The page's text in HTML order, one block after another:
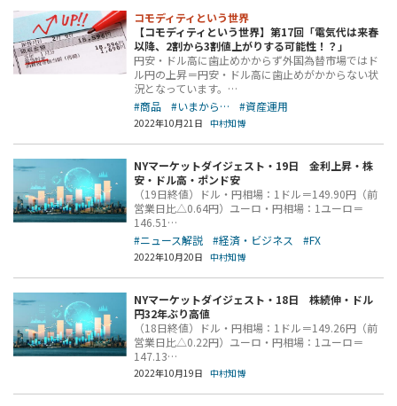
コモディティという世界
【コモディティという世界】第17回「電気代は来春
以降、2割から3割値上がりする可能性！？」
円安・ドル高に歯止めかからず外国為替市場ではド
ル円の上昇＝円安・ドル高に歯止めがかからない状
況となっています。…
#商品
#いまから… #資産運用
2022年10月21日 中村知博
NYマーケットダイジェスト・19日 金利上昇・株
安・ドル高・ポンド安
（19日終値）ドル・円相場：1ドル＝149.90円（前
営業日比△0.64円）ユーロ・円相場：1ユーロ＝
146.51…
#ニュース解説
#経済・ビジネス #FX
2022年10月20日 中村知博
NYマーケットダイジェスト・18日 株続伸・ドル
円32年ぶり高値
（18日終値）ドル・円相場：1ドル＝149.26円（前
営業日比△0.22円）ユーロ・円相場：1ユーロ＝
147.13…
2022年10月19日 中村知博